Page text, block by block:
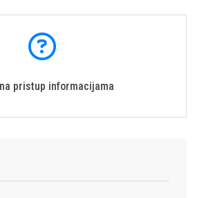
pristup informacijama